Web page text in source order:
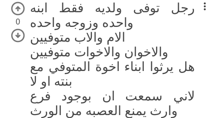
0
رجل توفى ولديه فقط ابنه
واحده وزوجه واحده
الام والاب متوفيين
والاخوان والاخوات متوفيين
هل يرثوا ابناء اخوة المتوفي مع
بنته او لا
لاني سمعت ان بوجود فرع
وارث يمنع العصبه من الورث